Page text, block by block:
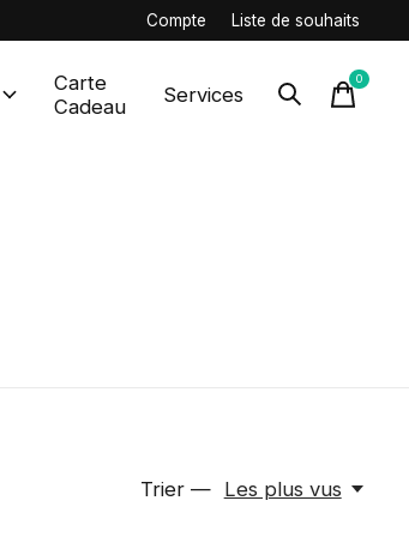
Compte Liste de souhaits
Carte
Cadeau
Services
0items
Trier — Les plus vus